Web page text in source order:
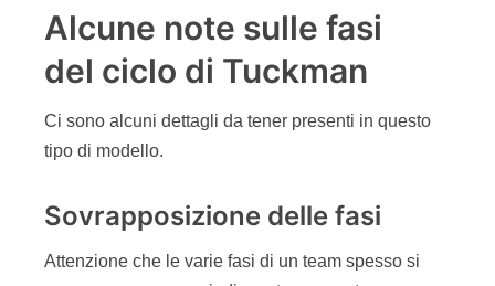
Alcune note sulle fasi
del ciclo di Tuckman
Ci sono alcuni dettagli da tener presenti in questo
tipo di modello.
Sovrapposizione delle fasi
Attenzione che le varie fasi di un team spesso si